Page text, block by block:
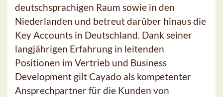
deutschsprachigen Raum sowie in den
Niederlanden und betreut darüber hinaus die
Key Accounts in Deutschland. Dank seiner
langjährigen Erfahrung in leitenden
Positionen im Vertrieb und Business
Development gilt Cayado als kompetenter
Ansprechpartner für die Kunden von